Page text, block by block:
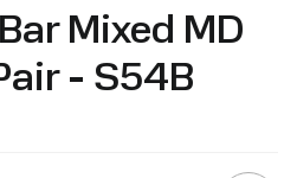
Mixed MD
- S54B